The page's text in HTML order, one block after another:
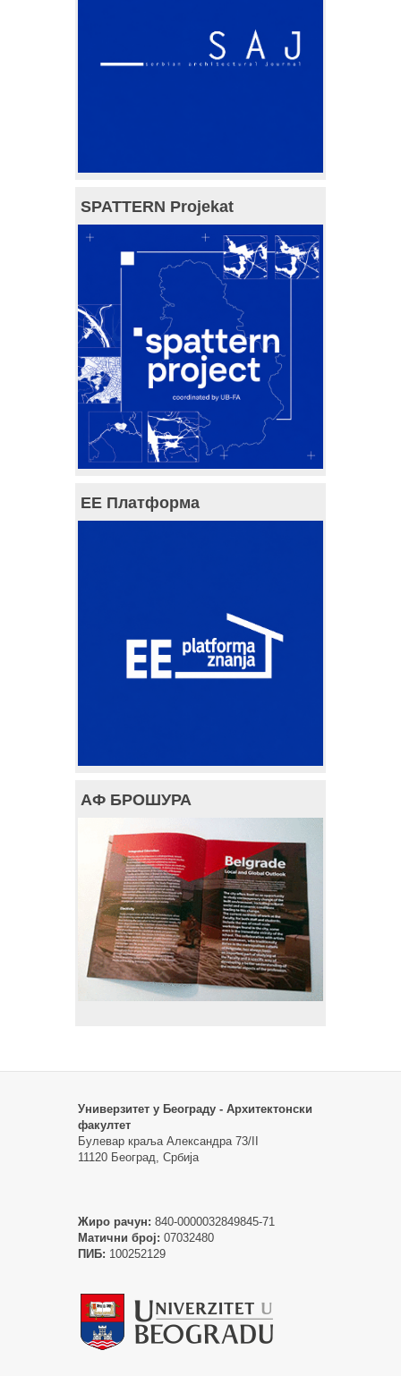
SPATTERN Projekat
ЕЕ Платформа
АФ БРОШУРА
Универзитет у Београду - Архитектонски
факултет
Булевар краља Александра 73/II
11120 Београд, Србија
Жиро рачун: 840-0000032849845-71
Матични број: 07032480
ПИБ: 100252129